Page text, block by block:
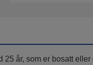
25 år, som er bosatt